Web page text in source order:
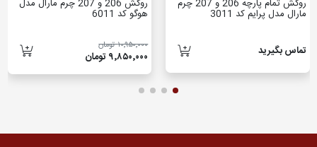
روکش تمام پارچه 206 و 207 چرم
مارال مدل پرایم کد 3011
تماس بگیرید
روکش 206 و 207 چرم مارال مدل
هوگو کد 6011
۱۰٬۹۵۰٬۰۰۰ تومان
۹٬۸۵۰٬۰۰۰ تومان